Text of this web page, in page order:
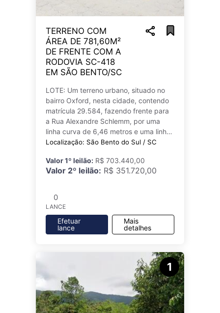
TERRENO COM
ÁREA DE 781,60M²
DE FRENTE COM A
RODOVIA SC-418
EM SÃO BENTO/SC
LOTE: Um terreno urbano, situado no
bairro Oxford, nesta cidade, contendo
matrícula 29.584, fazendo frente para
a Rua Alexandre Schlemm, por uma
linha curva de 6,46 metros e uma linha
reta de 17,16 metros, fundos com
Localização: São Bento do Sul / SC
Valor 1º leilão: R$ 703.440,00
Valor 2º leilão: R$ 351.720,00
0
LANCE
Efetuar
lance
Mais
detalhes
1